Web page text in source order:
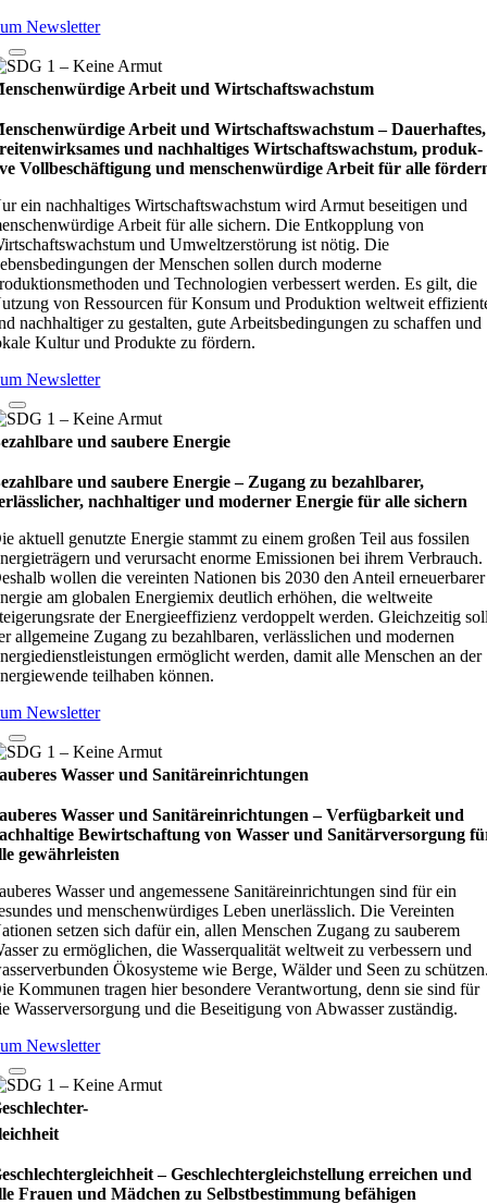
Newsletter
Arbeit und Wirtschaftswachstum
Arbeit und Wirtschaftswachstum – Dau­e­r­haf­tes,
und nach­hal­ti­ges Wirt­schafts­wachs­tum, pro­duk­
Vollbe­schäf­ti­gung und men­schen­wür­dige Arbeit für alle
ein nachhaltiges Wirtschaftswachstum wird Armut beseitigen und
Arbeit für alle sichern. Die Entkopplung von
und Umweltzerstörung ist nötig. Die
der Menschen sollen durch moderne
und Technologien verbessert werden. Es gilt, die
von Ressourcen für Konsum und Produktion weltweit
nachhaltiger zu gestalten, gute Arbeitsbedingungen zu schaffen und
Kultur und Produkte zu fördern.
Newsletter
und saubere Energie
und saubere Energie – Zugang zu bezahlbarer,
nachhaltiger und moderner Energie für alle sichern
aktuell genutzte Energie stammt zu einem großen Teil aus fossilen
und verursacht enorme Emissionen bei ihrem Verbrauch.
wollen die vereinten Nationen bis 2030 den Anteil erneuerbarer
am globalen Energiemix deutlich erhöhen, die weltweite
der Energieeffizienz verdoppelt werden. Gleichzeitig
allgemeine Zugang zu bezahlbaren, verlässlichen und modernen
ermöglicht werden, damit alle Menschen an der
teilhaben können.
Newsletter
Wasser und Sanitäreinrichtungen
Wasser und Sanitäreinrichtungen – Verfügbarkeit und
Bewirtschaftung von Wasser und Sanitärversorgung
gewährleisten
Wasser und angemessene Sanitäreinrichtungen sind für ein
und menschenwürdiges Leben unerlässlich. Die Vereinten
setzen sich dafür ein, allen Menschen Zugang zu sauberem
zu ermöglichen, die Wasserqualität weltweit zu verbessern und
Ökosysteme wie Berge, Wälder und Seen zu
Kommunen tragen hier besondere Verantwortung, denn sie sind für
Wasserversorgung und die Beseitigung von Abwasser zuständig.
Newsletter
– Geschlechtergleichstellung erreichen und
Frauen und Mädchen zu Selbstbestimmung befähigen